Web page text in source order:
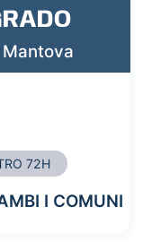
72H
I COMUNI